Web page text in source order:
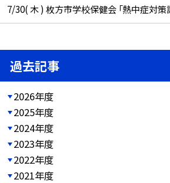
7/30( 木 ) 枚方市学校保健会 「熱中症対策
過去記事
2026年度
2025年度
2024年度
2023年度
2022年度
2021年度